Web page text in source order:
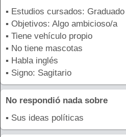
▪ Estudios cursados:
▪ Objetivos: Algo ambicioso/a
▪ Tiene vehículo propio
▪ No tiene mascotas
▪ Habla inglés
▪ Signo: Sagitario
No respondió nada sobre
▪ Sus ideas políticas